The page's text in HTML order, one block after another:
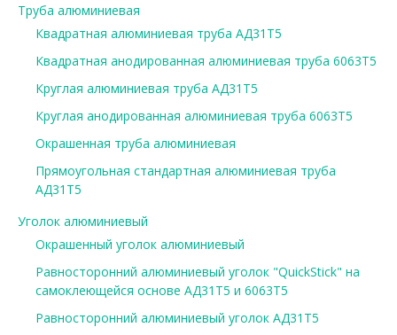
Труба алюминиевая
Квадратная алюминиевая труба АД31Т5
Квадратная анодированная алюминиевая труба 6063Т5
Круглая алюминиевая труба АД31Т5
Круглая анодированная алюминиевая труба 6063Т5
Окрашенная труба алюминиевая
Прямоугольная стандартная алюминиевая труба
АД31Т5
Уголок алюминиевый
Окрашенный уголок алюминиевый
Равносторонний алюминиевый уголок "QuickStick" на
самоклеющейся основе АД31Т5 и 6063Т5
Равносторонний алюминиевый уголок АД31Т5